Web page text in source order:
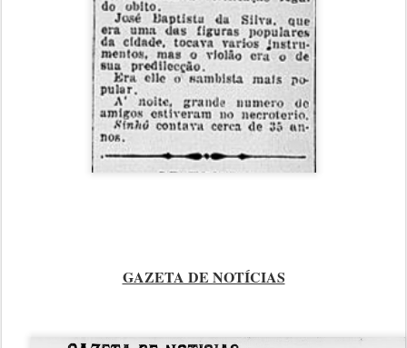
GAZETA DE NOTÍCIAS